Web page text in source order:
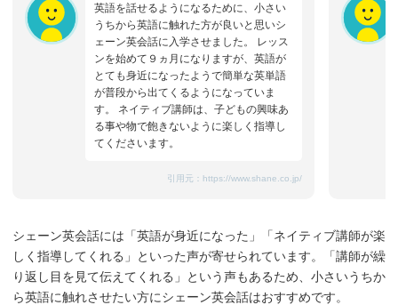
英語を話せるようになるために、小さい
うちから英語に触れた方が良いと思いシ
ェーン英会話に入学させました。 レッス
ンを始めて９ヵ月になりますが、英語が
とても身近になったようで簡単な英単語
が普段から出てくるようになっていま
す。 ネイティブ講師は、子どもの興味あ
る事や物で飽きないように楽しく指導し
てくださいます。
引用元： https://www.shane.co.jp/
シェーン英会話には「英語が身近になった」「ネイティブ講師が楽
しく指導してくれる」といった声が寄せられています。「講師が繰
り返し目を見て伝えてくれる」という声もあるため、小さいうちか
ら英語に触れさせたい方にシェーン英会話はおすすめです。